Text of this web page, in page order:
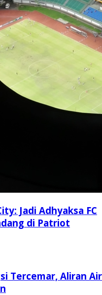
Jadi Adhyaksa FC
di Patriot
Tercemar, Aliran Air